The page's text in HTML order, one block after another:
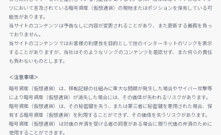
ツにおいて言及されている暗号資産（仮想通貨）の現物またはポジションを保有している可
能性があります。
当サイトのコンテンツは予告なしに内容が変更されることがあり、また更新する義務を負っ
ておりません。
当サイトのコンテンツではお客様の利便性を目的として他のインターネットのリンクを表示
することがありますが、当社はそのようなリンクのコンテンツを是認せず、また何らの責任
も負わないものとします。
＜注意事項＞
暗号資産（仮想通貨）は、移転記録の仕組みに重大な問題が発生した場合やサイバー攻撃等
により暗号資産（仮想通貨）が消失した場合には、その価値が失われるリスクがあります。
暗号資産（仮想通貨）は、その秘密鍵を失う、または第三者に秘密鍵を悪用された場合、保
有する暗号資産（仮想通貨）を利用することができず、その価値を失うリスクがあります。
暗号資産（仮想通貨）は対価の弁済を受ける者の同意がある場合に限り代価の弁済のために
使用することができます。